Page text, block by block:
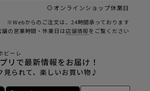
オンラインショップ休業日
※Webからのご注文は、24時間承っております
の営業時間・休業日は店舗情報をご覧ください
ビーレ
リで最新情報をお届け！
見られて、楽しいお買い物♪